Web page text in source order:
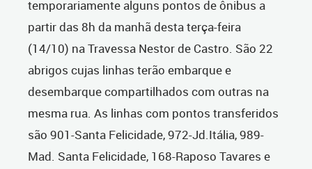
temporariamente alguns pontos de ônibus a
partir das 8h da manhã desta terça-feira
(14/10) na Travessa Nestor de Castro. São 22
abrigos cujas linhas terão embarque e
desembarque compartilhados com outras na
mesma rua. As linhas com pontos transferidos
são 901-Santa Felicidade, 972-Jd.Itália, 989-
Mad. Santa Felicidade, 168-Raposo Tavares e